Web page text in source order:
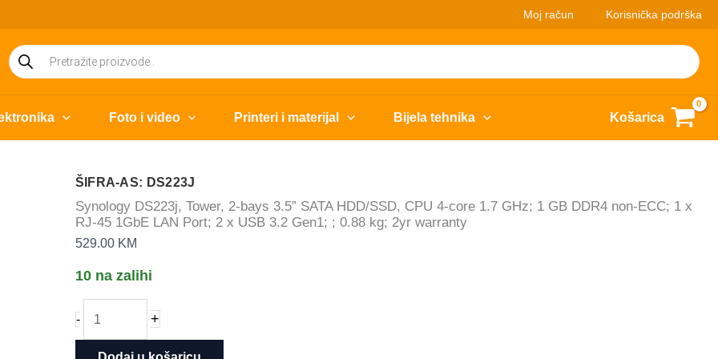
Moj račun Korisnička podrška
Products
search
Foto i video Printeri i materijal Bijela tehnika Košarica
ŠIFRA-AS: DS223J
Synology DS223j, Tower, 2-bays 3.5” SATA HDD/SSD, CPU 4-core 1.7 GHz; 1 GB DDR4 non-ECC; 1 x
RJ-45 1GbE LAN Port; 2 x USB 3.2 Gen1; ; 0.88 kg; 2yr warranty
529.00 KM
10 na zalihi
-
DS223j,
+